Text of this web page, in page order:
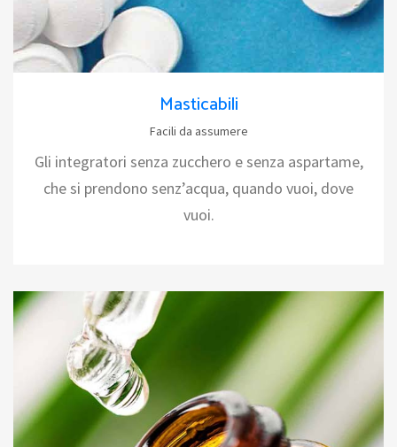
Masticabili
Facili da assumere
Gli integratori senza zucchero e senza aspartame,
che si prendono senz’acqua, quando vuoi, dove
vuoi.